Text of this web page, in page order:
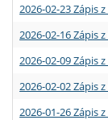
2026-02-23 Zápis
2026-02-16 Zápis
2026-02-09 Zápis
2026-02-02 Zápis
2026-01-26 Zápis